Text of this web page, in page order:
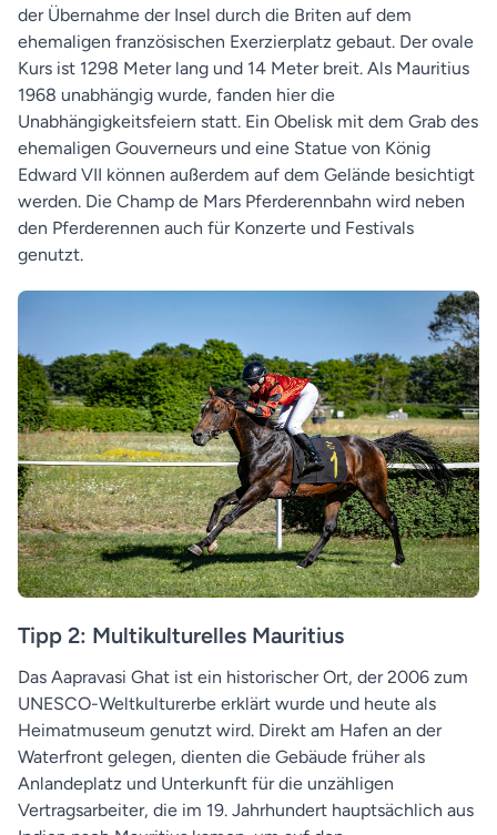
der Übernahme der Insel durch die Briten auf dem
ehemaligen französischen Exerzierplatz gebaut. Der ovale
Kurs ist 1298 Meter lang und 14 Meter breit. Als Mauritius
1968 unabhängig wurde, fanden hier die
Unabhängigkeitsfeiern statt. Ein Obelisk mit dem Grab des
ehemaligen Gouverneurs und eine Statue von König
Edward VII können außerdem auf dem Gelände besichtigt
werden. Die Champ de Mars Pferderennbahn wird neben
den Pferderennen auch für Konzerte und Festivals
genutzt.
Tipp 2: Multikulturelles Mauritius
Das Aapravasi Ghat ist ein historischer Ort, der 2006 zum
UNESCO-Weltkulturerbe erklärt wurde und heute als
Heimatmuseum genutzt wird. Direkt am Hafen an der
Waterfront gelegen, dienten die Gebäude früher als
Anlandeplatz und Unterkunft für die unzähligen
Vertragsarbeiter, die im 19. Jahrhundert hauptsächlich aus